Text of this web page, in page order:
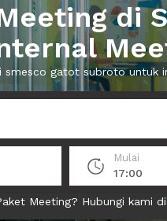
di
smesco gatot subroto untuk
Mulai
17:00
Meeting? Hubungi kami